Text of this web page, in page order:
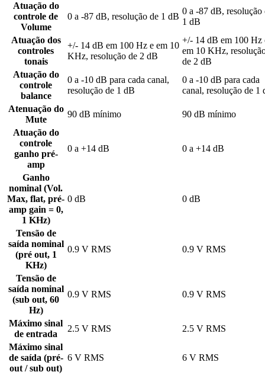
Atuação do
controle de
Volume
0 a -87 dB, resolução de 1 dB
0 a -87 dB, resolução
1 dB
Atuação dos
controles
tonais
+/- 14 dB em 100 Hz e em 10
KHz, resolução de 2 dB
+/- 14 dB em 100 Hz
em 10 KHz,
de 2 dB
Atuação do
controle
balance
0 a -10 dB para cada canal,
resolução de 1 dB
0 a -10 dB para cada
canal, resolução de 1
Atenuação do
Mute
90 dB mínimo
90 dB mínimo
Atuação do
controle
ganho pré-
amp
0 a +14 dB 0 a +14 dB
Ganho
nominal (Vol.
Max, flat, pré-
amp gain = 0,
1 KHz)
0 dB 0 dB
Tensão de
saída nominal
(pré out, 1
KHz)
0.9 V RMS 0.9 V RMS
Tensão de
saída nominal
(sub out, 60
Hz)
0.9 V RMS 0.9 V RMS
Máximo sinal
de entrada
2.5 V RMS
2.5 V RMS
Máximo sinal
de saída (pré-
out / sub out)
6 V RMS 6 V RMS